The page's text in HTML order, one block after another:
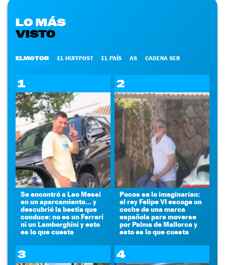
LO MÁS
VISTO
ELMOTOR EL HUFFPOST EL PAÍS AS CADENA SER
1
Se encontró a Leo Messi
en un aparcamiento... y
descubrió la bestia que
conduce: no es un Ferrari
ni un Lamborghini y esto
es lo que cuesta
2
Pocos se lo imaginarían:
el rey Felipe VI escoge un
coche de una marca
española para moverse
por Palma de Mallorca y
esto es lo que cuesta
3 4